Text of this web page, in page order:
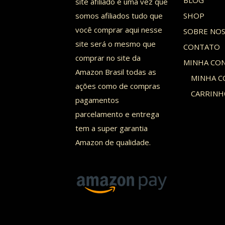
somos afiliados tudo que
você comprar aqui nesse
site será o mesmo que
comprar no site da
Amazon Brasil todas as
ações como de compras
pagamentos
parcelamento e entrega
tem a super garantia
Amazon de qualidade.
SHOP
SOBRE NOS
CONTATO
MINHA
MINHA